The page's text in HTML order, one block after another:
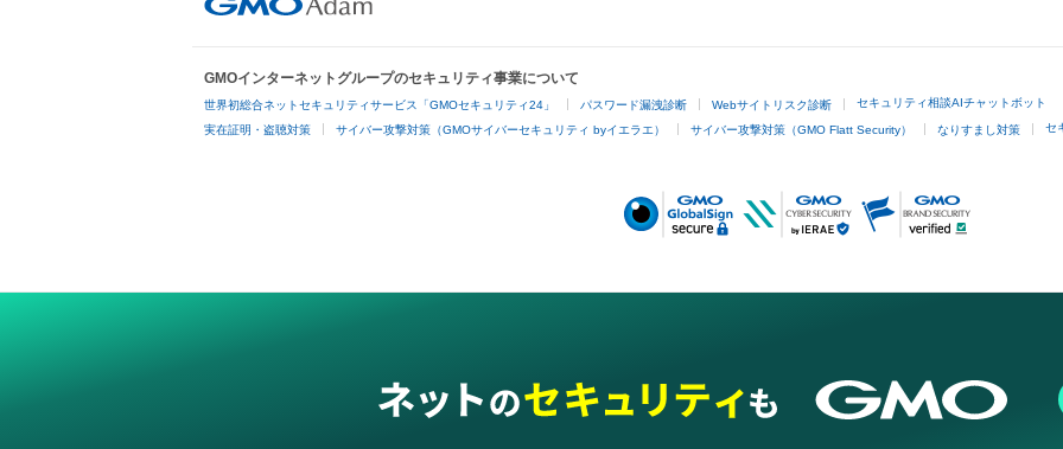
GMOインターネットグループのセキュリティ事業について
世界初総合ネットセキュリティサービス「GMOセキュリティ24」 パスワード漏洩診断 Webサイトリスク診断 セキュリティ相談AIチャットボット
実在証明・盗聴対策 サイバー攻撃対策（GMOサイバーセキュリティ byイエラエ） サイバー攻撃対策（GMO Flatt Security） なりすまし対策 セ